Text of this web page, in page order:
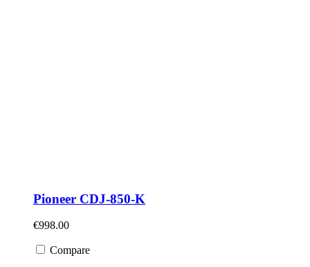
Pioneer CDJ-850-K
€998.00
Compare